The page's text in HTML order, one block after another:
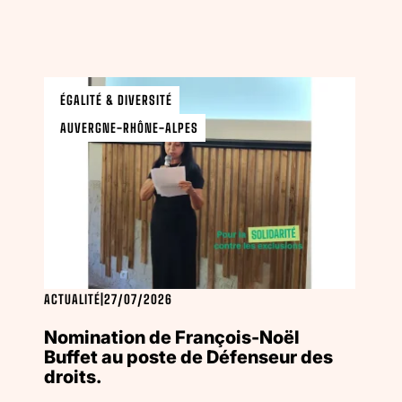
ÉGALITÉ & DIVERSITÉ
AUVERGNE-RHÔNE-ALPES
ACTUALITÉ |27/07/2026
Nomination de François-Noël
Buffet au poste de Défenseur des
droits.